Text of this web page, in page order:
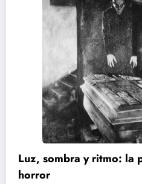
Luz, sombra y ritmo: la
horror